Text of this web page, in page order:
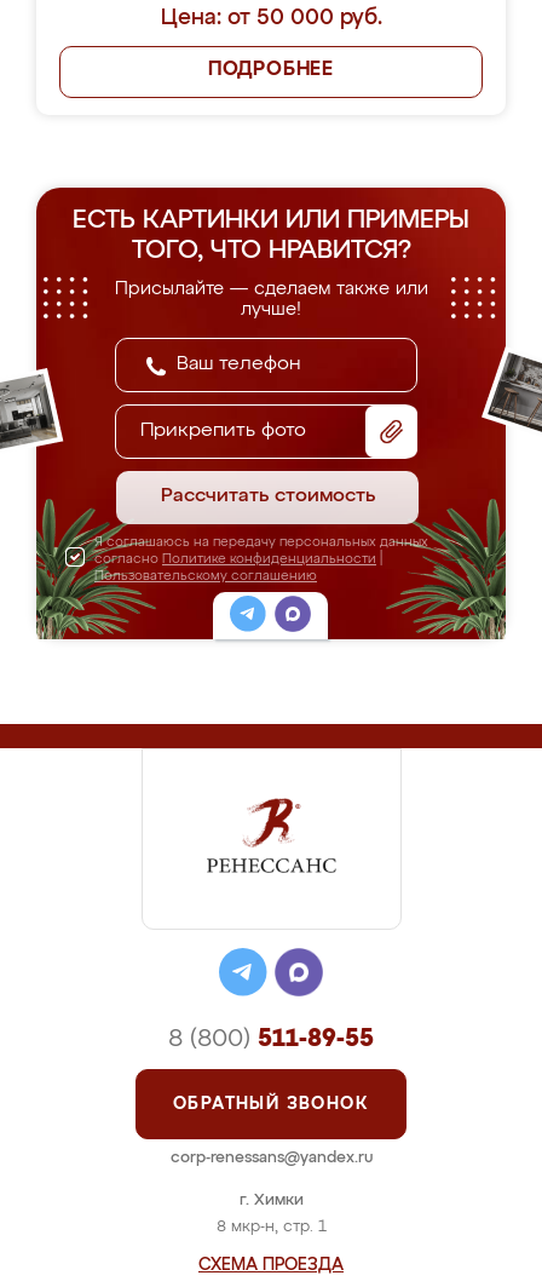
Цена: от 50 000 руб.
ПОДРОБНЕЕ
ЕСТЬ КАРТИНКИ ИЛИ ПРИМЕРЫ
ТОГО, ЧТО НРАВИТСЯ?
Присылайте — сделаем также или
лучше!
Прикрепить фото
Рассчитать стоимость
Я соглашаюсь на передачу персональных данных
согласно Политике конфиденциальности
Пользовательскому соглашению
г. Химки
8 мкр-н, стр. 1
СХЕМА ПРОЕЗДА
8 (800) 511-89-55
ОБРАТНЫЙ ЗВОНОК
corp-renessans@yandex.ru